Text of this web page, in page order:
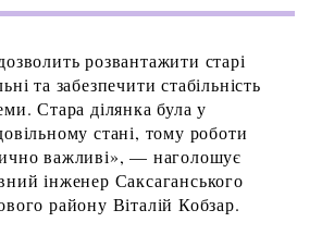
розвантажити старі
та забезпечити стабільність
Стара ділянка була у
стані, тому роботи
важливі», — наголошує
інженер Саксаганського
району Віталій Кобзар.